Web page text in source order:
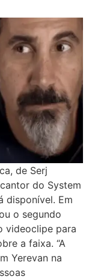
de Serj
do System
disponível. Em
o segundo
videoclipe para
a faixa. “A
Yerevan na